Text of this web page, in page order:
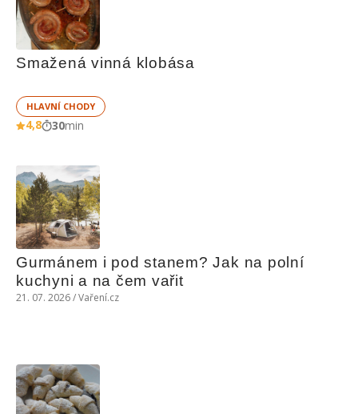
Smažená vinná klobása
HLAVNÍ CHODY
4,8 30min
Gurmánem i pod stanem? Jak na polní
kuchyni a na čem vařit
21. 07. 2026 / Vaření.cz